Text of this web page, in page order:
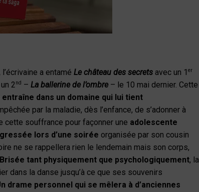
l’écrivaine a entamé Le château des secrets avec un 1 er
2nd – La ballerine de l’ombre – le 10 mai dernier. Cette
dans un domaine qui lui tient
par la maladie, dès l’enfance, de s’adonner à
cette souffrance pour façonner une adolescente
lors d’une soirée organisée par son cousin
ne se rappellera rien le lendemain mais son corps,
Brisée tant physiquement que psychologiquement, la
dans la danse jusqu’à ce que ses souvenirs
drame personnel qui se mêlera à d’anciennes